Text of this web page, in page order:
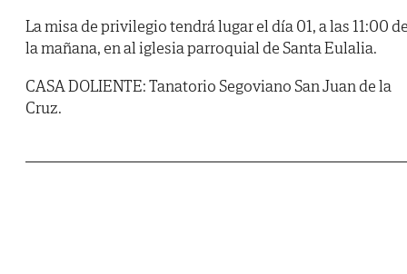
La misa de privilegio tendrá lugar el día 01, a las 11:00
la mañana, en al iglesia parroquial de Santa Eulalia.
CASA DOLIENTE: Tanatorio Segoviano San Juan de la
Cruz.